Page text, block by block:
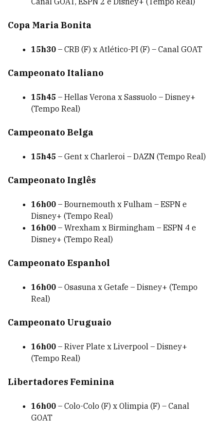
Copa Maria Bonita
15h30 – CRB (F) x Atlético-PI (F) – Canal GOAT
Campeonato Italiano
15h45 – Hellas Verona x Sassuolo – Disney+
(Tempo Real)
Campeonato Belga
15h45 – Gent x Charleroi – DAZN (Tempo Real)
Campeonato Inglês
16h00 – Bournemouth x Fulham – ESPN e
Disney+ (Tempo Real)
16h00 – Wrexham x Birmingham – ESPN 4 e
Disney+ (Tempo Real)
Campeonato Espanhol
16h00 – Osasuna x Getafe – Disney+ (Tempo
Real)
Campeonato Uruguaio
16h00 – River Plate x Liverpool – Disney+
(Tempo Real)
Libertadores Feminina
16h00 – Colo-Colo (F) x Olimpia (F) – Canal
GOAT